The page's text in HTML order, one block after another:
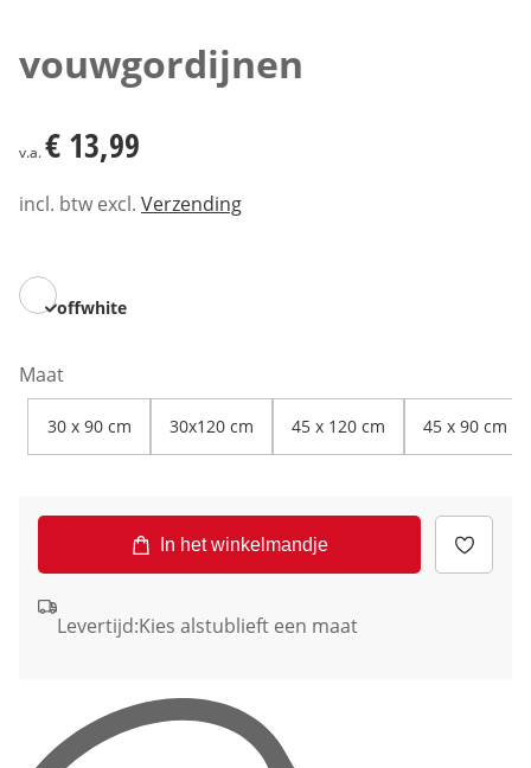
vouwgordijnen
€ 13,99
v.a.€ 13,99
incl. btw excl. Verzending
offwhite
Maat
30 x 90 cm 30x120 cm 45 x 120 cm 45 x 90 cm
In het winkelmandje
Levertijd:Kies alstublieft een maat